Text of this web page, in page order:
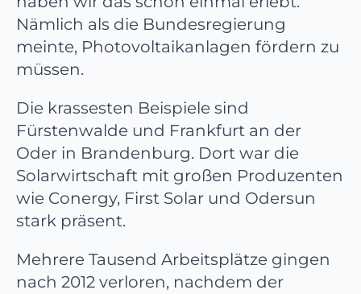
Nämlich als die Bundesregierung
meinte, Photovoltaikanlagen fördern zu
müssen.
Die krassesten Beispiele sind
Fürstenwalde und Frankfurt an der
Oder in Brandenburg. Dort war die
Solarwirtschaft mit großen Produzenten
wie Conergy, First Solar und Odersun
stark präsent.
Mehrere Tausend Arbeitsplätze gingen
nach 2012 verloren, nachdem der